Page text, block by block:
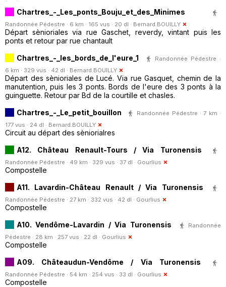
Chartres_-_Les_ponts_Bouju_et_des_Minimes
Randonnée Pédestre · 6 km · 165 vus · 20 dl · Bernard.BOUILLY
Départ sènioriales via rue Gaschet, reverdy, vintant puis les
ponts et retour par rue chantault
Chartres_-_les_bords_de_l'eure_1
Randonnée Pédestre ·
6 km · 329 vus · 42 dl · Bernard.BOUILLY
Départ des sènioriales de Lucé. Via rue Gasquet, chemin de la
manutention, puis les 3 ponts. Bords de l'eure des 3 ponts à la
guinguette. Retour par Bd de la courtille et chasles.
Chartres_-_Le_petit_bouillon
Randonnée Pédestre · 7 km ·
177 vus · 24 dl · Bernard.BOUILLY
Circuit au départ des sèniorialres
A12. Château Renault-Tours / Via Turonensis
Randonnée Pédestre · 49 km · 329 vus · 37 dl · Gourlius
Compostelle
A11. Lavardin-Château Renault / Via Turonensis
Randonnée Pédestre · 27 km · 332 vus · 42 dl · Gourlius
Compostelle
A10. Vendôme-Lavardin / Via Turonensis
Randonnée
Pédestre · 28 km · 257 vus · 22 dl · Gourlius
Compostelle
A09. Châteaudun-Vendôme / Via Turonensis
Randonnée Pédestre · 54 km · 254 vus · 33 dl · Gourlius
Compostelle